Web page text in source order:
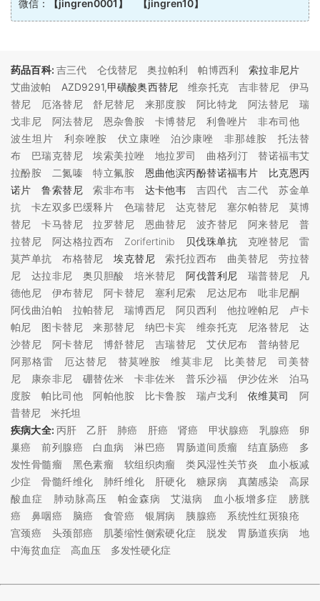
微信：
【jingren0001】 【jingren10】
药品百科: 吉三代 仑伐替尼 奥拉帕利 帕博西利 索拉非尼片
艾曲波帕 AZD9291,甲磺酸奥西替尼维奈托克 吉非替尼
伊马
替尼
厄洛替尼 舒尼替尼 来那度胺 阿比特龙 阿法替尼
瑞
戈非尼
阿法替尼 恩杂鲁胺 卡博替尼 利鲁唑片
非布司他
波生坦片
利奈唑胺 伏立康唑 泊沙康唑 非那雄胺
托法替
布
巴瑞克替尼 埃索美拉唑 地拉罗司 曲格列汀
替诺福韦艾
拉酚胺
二氮嗪 特立氟胺 恩曲他滨丙酚替诺福韦片 比克恩丙
诺片 鲁索替尼索非布韦 达卡他韦 吉四代 吉二代
苏金单
抗
卡左双多巴缓释片 色瑞替尼 达克替尼 塞尔帕替尼
莫博
替尼
卡马替尼 拉罗替尼 恩曲替尼 波齐替尼 阿来替尼
普
拉替尼
阿达格拉西布 Zorifertinib 贝伐珠单抗 克唑替尼
雷
莫芦单抗
布格替尼 埃克替尼索托拉西布 曲美替尼
劳拉替
尼
达拉非尼 奥贝胆酸 培米替尼 阿伐普利尼 瑞普替尼
凡
德他尼
伊布替尼 阿卡替尼 塞利尼索 尼达尼布
吡非尼酮
阿伐曲泊帕
拉帕替尼 瑞博西尼 阿贝西利 他拉唑帕尼
卢卡
帕尼
图卡替尼 来那替尼 纳巴卡宾 维奈托克 尼洛替尼
达
沙替尼
阿卡替尼 博舒替尼 吉瑞替尼 艾伏尼布
普纳替尼
阿那格雷
厄达替尼 替莫唑胺 维莫非尼 比美替尼
司美替
尼
康奈非尼 硼替佐米 卡非佐米 普乐沙福 伊沙佐米
泊马
度胺
帕比司他 阿帕他胺 比卡鲁胺 瑞卢戈利 依维莫司阿
昔替尼
米托坦
疾病大全: 丙肝 乙肝 肺癌 肝癌 肾癌 甲状腺癌 乳腺癌
卵
巢癌
前列腺癌 白血病 淋巴癌 胃肠道间质瘤 结直肠癌
多
发性骨髓瘤
黑色素瘤 软组织肉瘤 类风湿性关节炎
血小板减
少症
骨髓纤维化 肺纤维化 肝硬化 糖尿病 真菌感染
高尿
酸血症
肺动脉高压 帕金森病 艾滋病 血小板增多症
膀胱
癌
鼻咽癌 脑癌 食管癌 银屑病 胰腺癌
系统性红斑狼疮
宫颈癌
头颈部癌 肌萎缩性侧索硬化症 脱发 胃肠道疾病
地
中海贫血症
高血压 多发性硬化症